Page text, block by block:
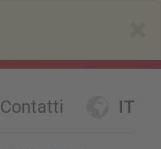
IT
Contatti